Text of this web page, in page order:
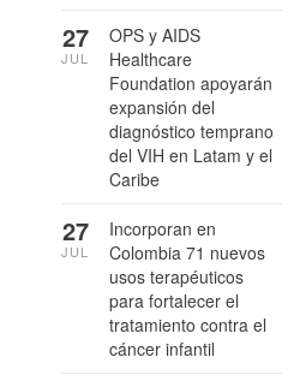
OPS y AIDS
Healthcare
Foundation apoyarán
expansión del
diagnóstico temprano
del VIH en Latam y el
Caribe
27
JUL
Incorporan en
Colombia 71 nuevos
usos terapéuticos
para fortalecer el
tratamiento contra el
cáncer infantil
27
JUL